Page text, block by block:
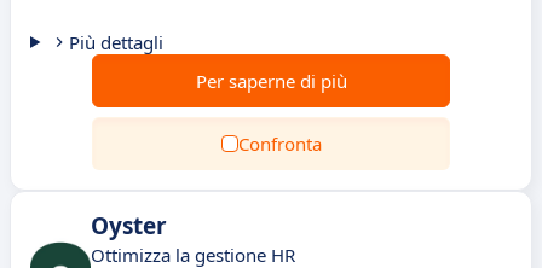
Più dettagli
Per saperne di più
Confronta
Oyster
Ottimizza la gestione HR